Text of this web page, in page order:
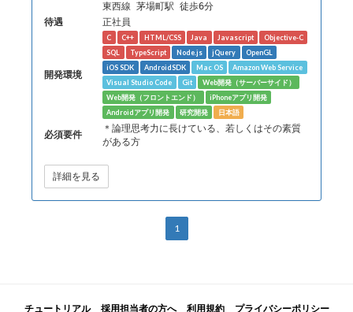
東西線 茅場町駅 徒歩6分
待遇 正社員
開発環境
C C++ HTML/CSS Java Javascript
Objective-C
SQL
TypeScript Node.js jQuery
OpenGL
iOS SDK
AndroidSDK Mac OS
Amazon Web Service
Visual Studio Code
Git
Web開発（サーバーサイド）
Web開発（フロントエンド）
iPhoneアプリ開発
Androidアプリ開発
研究開発 日本語
必須要件
＊論理思考力に長けている、若しくはその素質
がある方
詳細を見る
1
チュートリアル 採用担当者の方へ 利用規約 プライバシーポリシー